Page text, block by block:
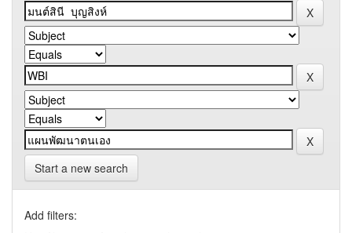
Start a new search
Add filters: